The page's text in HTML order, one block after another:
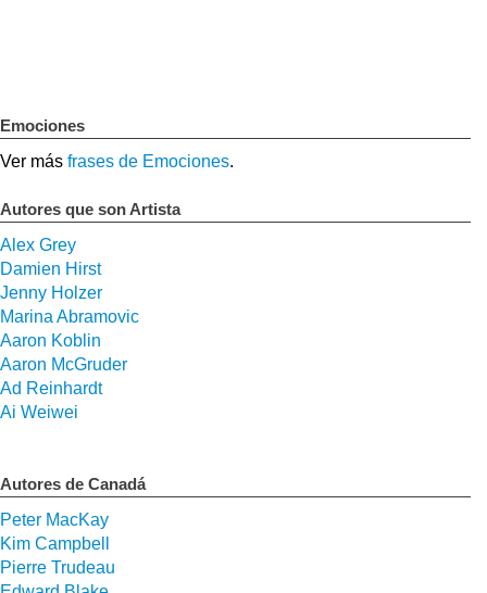
Emociones
Ver más frases de Emociones.
Autores que son Artista
Alex Grey
Damien Hirst
Jenny Holzer
Marina Abramovic
Aaron Koblin
Aaron McGruder
Ad Reinhardt
Ai Weiwei
Autores de Canadá
Peter MacKay
Kim Campbell
Pierre Trudeau